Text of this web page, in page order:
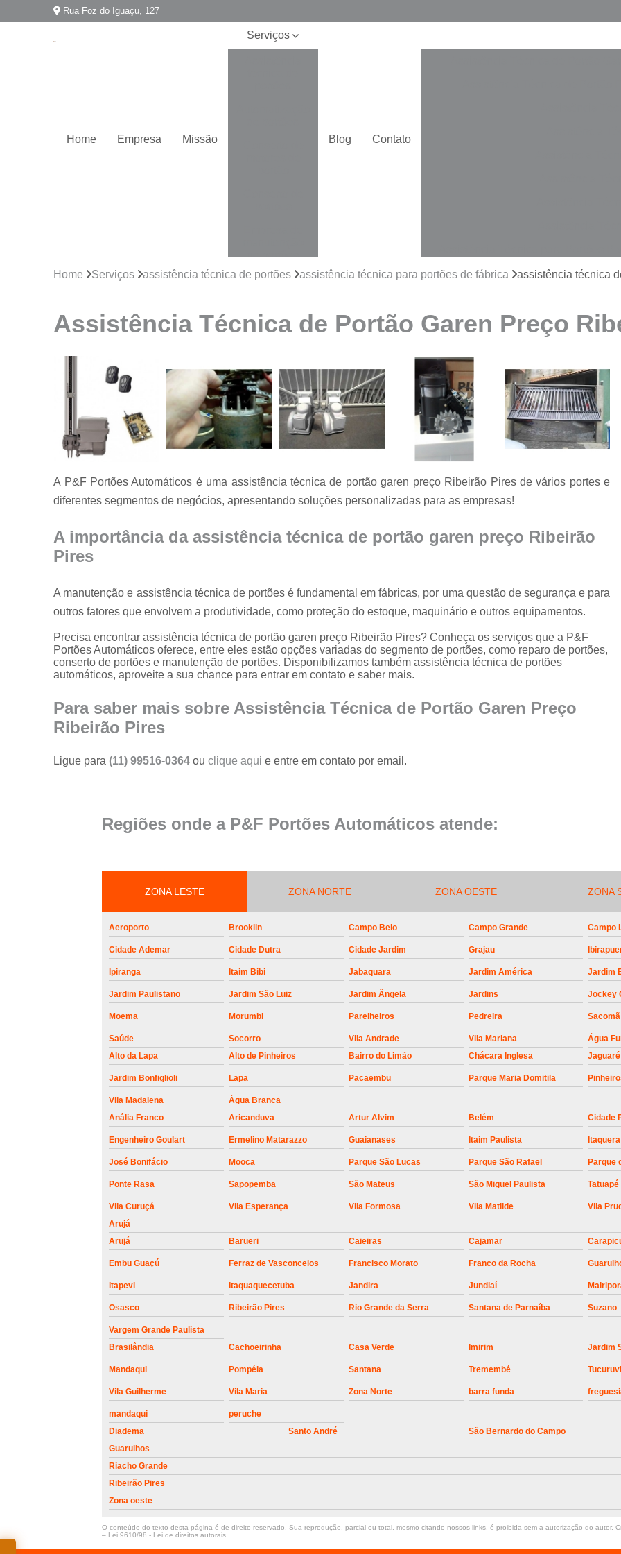
Rua Foz do Iguaçu, 127
Home Empresa Missão
Serviços
de portões
Empresa para
Instalação de
Instalação de
portões
Manutenção
de motores
Manutenção
Manutenção
em portões
usados para
portão
Serviço de
conserto de
Serviço de
reparo em
portões
Serviços de
solda em
magnética de
de aço de
central do
portões
roldanas e
rolamento de
portões
Blog Contato
Automatização de Portão de
Automatização de Portão Ppa
Automatização para Portão
Automatizar Portão 2 Folhas
Conserto de Motor de
Conserto de Motor Portão
Conserto Motor Portão
Conserto Placa Motor de Portão
Conserto de Portão
Conserto de
Conserto de
Conserto de Portão Automático
Conserto
Empresa de
Empresa de
Empresa de
Empresa de
Empresa de
Empresa de
Empresa para
Empresa para
Empresa para
Empresa para
Empresa para
Empresa para
Empresa para
Empresa para Instalação de Trava
Instalação de Motor de Portão
Instalação de Motor em Portão
Instalação de Motor para
Instalação de Motor
Instalação Motor Portão
Instalação de Motor de Portão
Instalação de
Instalação de Portão Automático
Instalação de Portão
Instalação de Portões
Conserto de Motor de
Manutenção de Motor de
Manutenção em Motor de
Manutenção Motor Portão Eletrônico
Manutenção de Portão
Home Serviços assistência técnica de portões assistência técnica para portões de fábrica assistência técnica
Assistência Técnica de Portão Garen Preço
A P&F Portões Automáticos é uma assistência técnica de portão garen preço Ribeirão Pires de vários portes e
diferentes segmentos de negócios, apresentando soluções personalizadas para as empresas!
A importância da assistência técnica de portão garen preço Ribeirão
Pires
A manutenção e assistência técnica de portões é fundamental em fábricas, por uma questão de segurança e para
outros fatores que envolvem a produtividade, como proteção do estoque, maquinário e outros equipamentos.
Precisa encontrar assistência técnica de portão garen preço Ribeirão Pires? Conheça os serviços que a P&F
Portões Automáticos oferece, entre eles estão opções variadas do segmento de portões, como reparo de portões,
conserto de portões e manutenção de portões. Disponibilizamos também assistência técnica de portões
automáticos, aproveite a sua chance para entrar em contato e saber mais.
Para saber mais sobre Assistência Técnica de Portão Garen Preço
Ribeirão Pires
Ligue para (11) 99516-0364ouclique aqui e entre em contato por email.
Regiões onde a P&F Portões Automáticos atende:
ZONA LESTE ZONA NORTE ZONA OESTE ZONA
Aeroporto Brooklin Campo Belo Campo Grande Campo
Cidade Ademar Cidade Dutra Cidade Jardim Grajau
Ipiranga Itaim Bibi Jabaquara Jardim América Jardim
Jardim Paulistano Jardim São Luiz Jardim Ângela Jardins Jockey
Moema Morumbi Parelheiros Pedreira Sacomã
Saúde Socorro Vila Andrade Vila Mariana
Água
Alto da Lapa
Alto de Pinheiros Bairro do Limão Chácara Inglesa Jaguaré
Jardim Bonfiglioli Lapa Pacaembu Parque Maria Domitila
Vila Madalena
Água Branca
Anália Franco
Aricanduva Artur Alvim Belém Cidade
Engenheiro Goulart Ermelino Matarazzo Guaianases Itaim Paulista Itaquera
José Bonifácio Mooca Parque São Lucas Parque São Rafael Parque
Ponte Rasa Sapopemba São Mateus São Miguel Paulista Tatuapé
Vila Curuçá Vila Esperança Vila Formosa Vila Matilde Vila
Arujá
Arujá
Barueri Caieiras Cajamar
Embu Guaçú Ferraz de Vasconcelos Francisco Morato Franco da Rocha
Itapevi Itaquaquecetuba Jandira Jundiaí
Osasco Ribeirão Pires Rio Grande da Serra Santana de Parnaíba Suzano
Vargem Grande Paulista
Brasilândia
Cachoeirinha Casa Verde Imirim Jardim
Mandaqui Pompéia Santana Tremembé Tucuruvi
Vila Guilherme Vila Maria Zona Norte barra funda
mandaqui
peruche
Diadema
Santo André São Bernardo do Campo
Guarulhos
Riacho Grande
Ribeirão Pires
Zona oeste
O conteúdo do texto desta página é de direito reservado. Sua reprodução, parcial ou total, mesmo citando nossos links, é proibida sem a autorização do autor.
– Lei 9610/98 - Lei de direitos autorais.